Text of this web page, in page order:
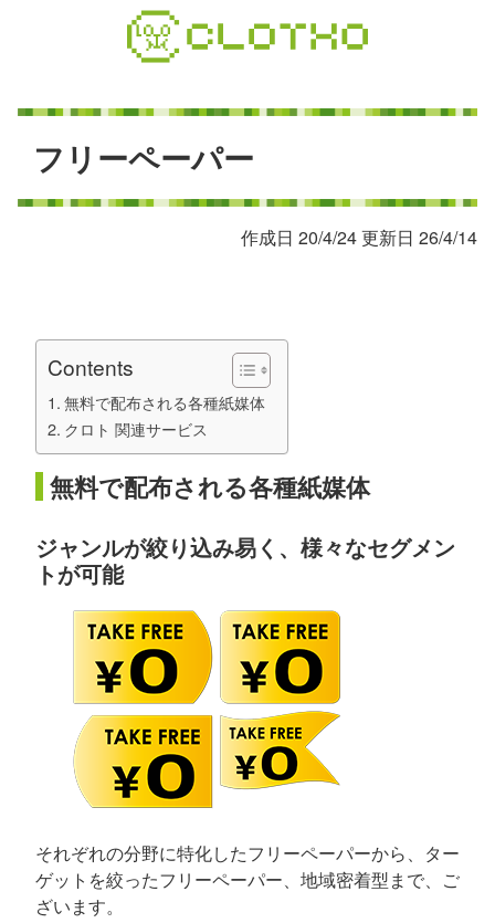
フ リ ーペーパー
作成日 20/4/24 更新日 26/4/14
Contents
無料で配布される各種紙媒体
クロト 関連サービス
無料で配布される各種紙媒体
ジャンルが絞り込み易く、様々なセグメン
トが可能
それぞれの分野に特化したフリーペーパーから、ター
ゲットを絞ったフリーペーパー、地域密着型まで、ご
ざいます。